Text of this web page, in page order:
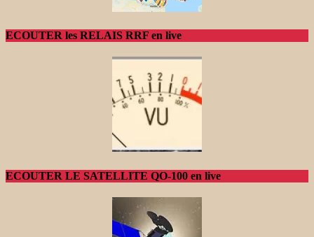
ECOUTER les RELAIS RRF en live
ECOUTER LE SATELLITE QO-100 en live